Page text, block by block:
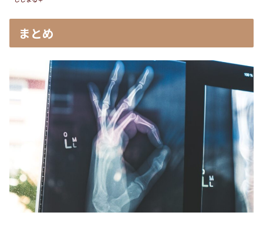
まとめ